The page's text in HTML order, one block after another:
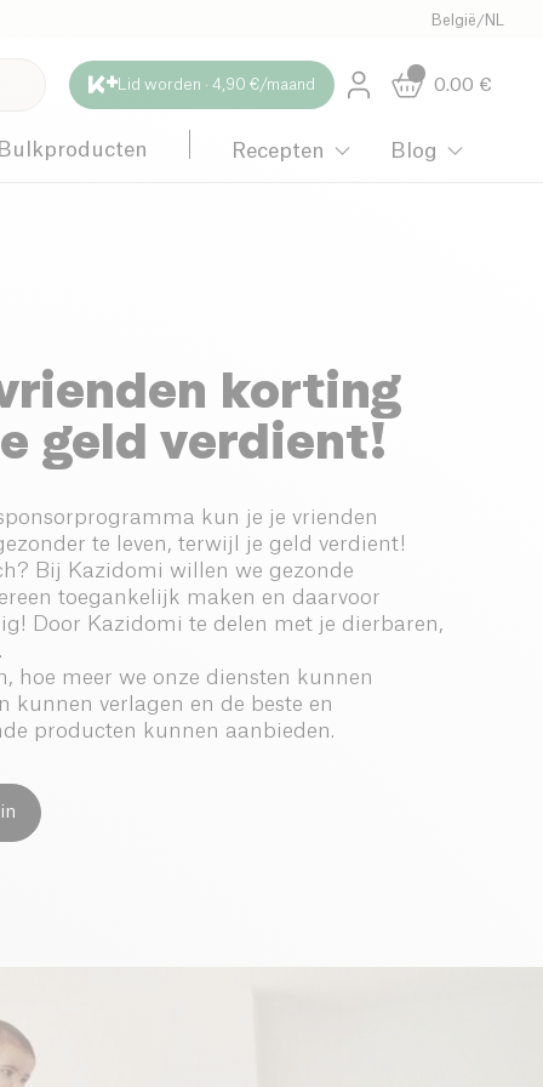
België /NL
Lid worden · 4,90 €/maand 0.00 €
Bulkproducten Recepten Blog
korting
geld verdient!
kun je je vrienden
te leven, terwijl je geld verdient!
Bij Kazidomi willen we gezonde
toegankelijk maken en daarvoor
Door Kazidomi te delen met je dierbaren,
hoe meer we onze diensten kunnen
kunnen verlagen en de beste en
producten kunnen aanbieden.